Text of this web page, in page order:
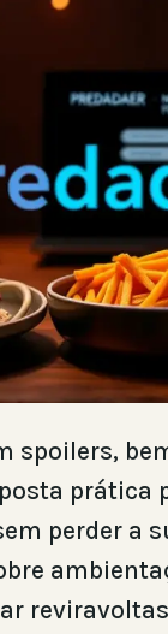
spoilers,
prática
perder a